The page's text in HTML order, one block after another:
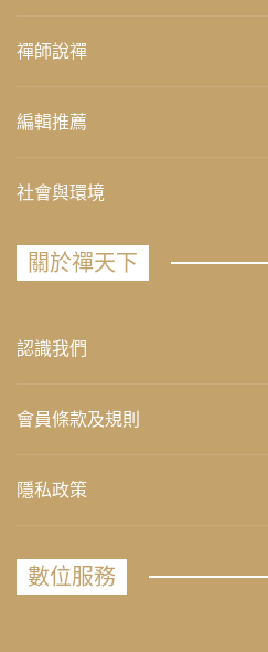
禪師說禪
編輯推薦
社會與環境
關於禪天下
認識我們
會員條款及規則
隱私政策
數位服務